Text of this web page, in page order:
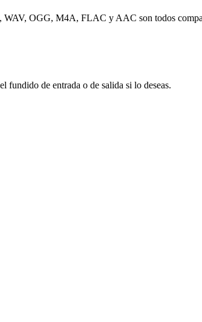
WAV, OGG, M4A, FLAC y AAC son todos
fundido de entrada o de salida si lo deseas.